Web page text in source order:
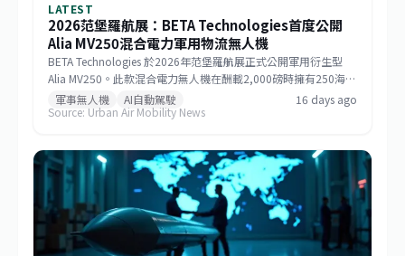
LATEST
2026范堡羅航展：BETA Technologies首度公開
Alia MV250混合電力軍用物流無人機
BETA Technologies 於2026年范堡羅航展正式公開軍用衍生型
Alia MV250。此款混合電力無人機在酬載2,000磅時擁有250海里
戰術航程，若酬載減至1,000磅則任務半徑可達750海里，巡航速
度逾170節。該機整合GE Aerospace研發的渦輪發電機與
換任務模組。BETA強調，相較於傾轉旋翼機，MV250能以更低成
本提供更遠、更快的運補能力，滿足未來分散式作戰需求。
軍事無人機 AI自動駕駛
16 days ago
Source: Urban Air Mobility News